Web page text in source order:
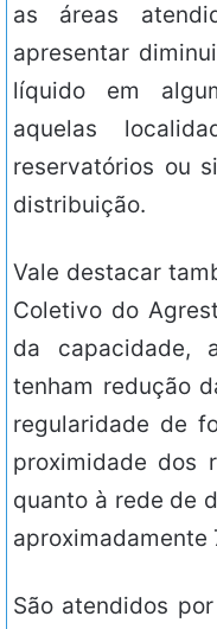
as áreas
apresentar
líquido em
aquelas
reservatórios ou
distribuição.
Vale destacar
Coletivo do
da capacidade,
tenham redução
regularidade de
proximidade dos
quanto à rede de
aproximadamente
São atendidos